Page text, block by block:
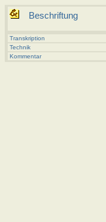
Beschriftung
Transkription
Technik
Kommentar